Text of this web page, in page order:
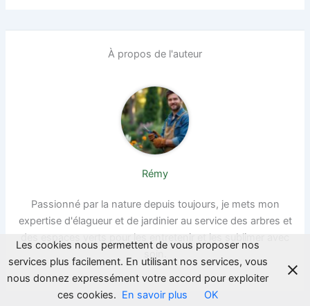
À propos de l'auteur
Rémy
Passionné par la nature depuis toujours, je mets mon
expertise d'élagueur et de jardinier au service des arbres et
des espaces verts pour les entretenir et les sublimer avec
Les cookies nous permettent de vous proposer nos
services plus facilement. En utilisant nos services, vous
nous donnez expressément votre accord pour exploiter
ces cookies. En savoir plus OK